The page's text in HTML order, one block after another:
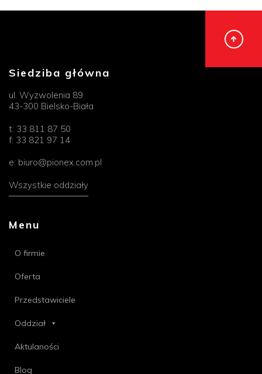
Siedziba główna
ul. Wyzwolenia 89
43-300 Bielsko-Biała
t: 33 811 87 50
f: 33 821 97 14
e: biuro@pionex.com.pl
Wszystkie oddziały
Menu
O firmie
Oferta
Przedstawiciele
Oddział
Aktulaności
Blog